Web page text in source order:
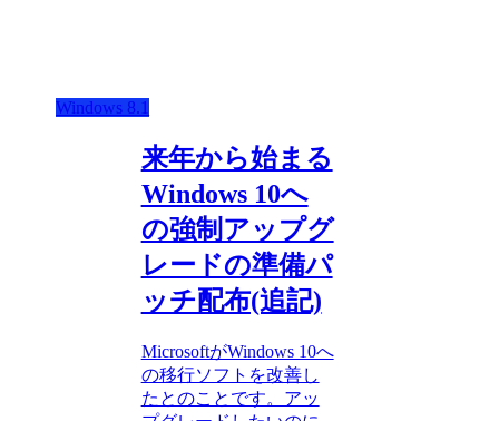
Windows 8.1
来年から始まる
Windows 10へ
の強制アップグ
レードの準備パ
ッチ配布(追記)
MicrosoftがWindows 10へ
の移行ソフトを改善し
たとのことです。アッ